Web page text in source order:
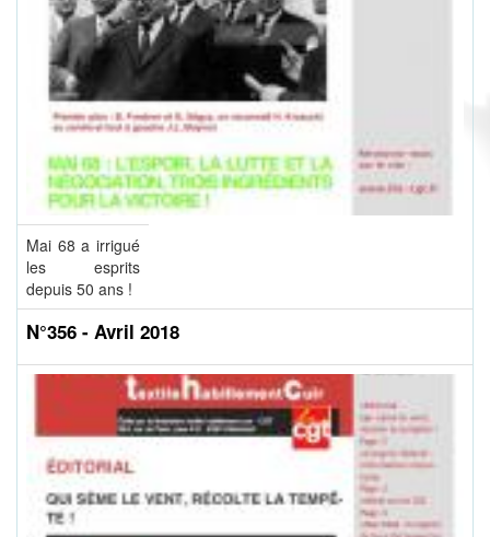
Mai 68 a irrigué
les esprits
depuis 50 ans !
N°356 - Avril 2018